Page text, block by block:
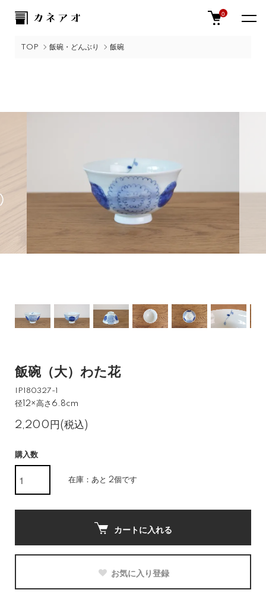
0
TOP 飯碗・どんぶり 飯碗
飯碗（大）わた花
IP180327-1
径12×高さ6.8cm
2,200円(税込)
購入数
在庫：あと 2個です
カートに入れる
お気に入り登録